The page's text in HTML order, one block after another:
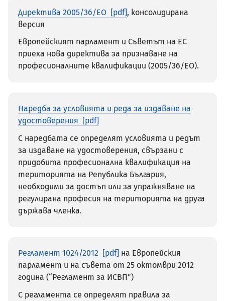
Директива 2005/36/ЕО
, консолидирана
версия
Европейският парламент и Съветът на ЕС
приеха нова директива за признаване на
професионалните квалификации (2005/36/ЕО).
Наредба за условията и реда за издаване на
удостоверения
С наредбата се определят условията и редът
за издаване на удостоверения, свързани с
придобита професионална квалификация на
територията на Република България,
необходими за достъп или за упражняване на
регулирана професия на територията на друга
държава членка.
Регламент 1024/2012
на Европейския
парламент и на съвета от 25 октомври 2012
година (“Регламент за ИСВП”)
С регламента се определят правила за